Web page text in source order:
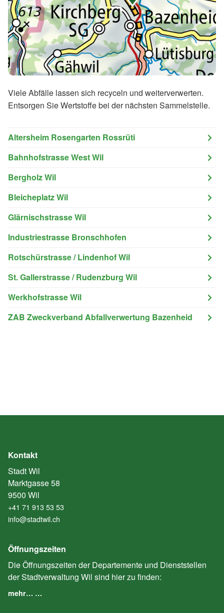
Viele Abfälle lassen sich recyceln und weiterverwerten.
Entsorgen Sie Wertstoffe bei der nächsten Sammelstelle.
Altersheim Rosengarten Rossrüti
Bahnhofstrasse West Wil
Bergholz Wil
Bleicheplatz Wil
Glärnischstrasse Wil
Industriestrasse Bronschhofen
Rotschürstrasse / Lindenhof Wil
St. Gallerstrasse / Rudenzburg Wil
Werkhofstrasse Wil
ZAB Zweckverband Abfallverwertung Bazenheid
Kontakt
Stadt Wil
Marktgasse 58
9500 Wil
+41 71 913 53 53
info@stadtwil.ch
Öffnungszeiten
Die Öffnungszeiten der Departemente und Dienststellen
der Stadtverwaltung Wil sind hier zu finden:
mehr… …